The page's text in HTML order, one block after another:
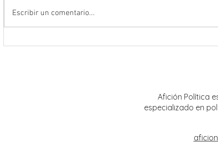
Escribir un comentario...
Afición Política
especializado en